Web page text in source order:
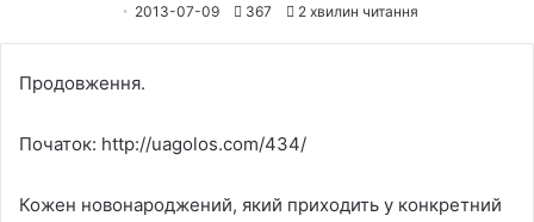
2013-07-09 367 2 хвилин читання
Продовження.
Початок: http://uagolos.com/434/
Кожен новонароджений, який приходить у конкретний